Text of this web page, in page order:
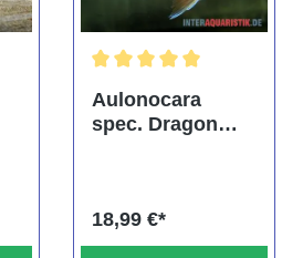
Aulonocara
spec. Dragon
18,99 €*